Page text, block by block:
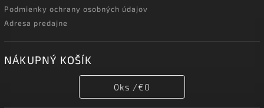
Podmienky ochrany osobných údajov
Adresa predajne
NÁKUPNÝ KOŠÍK
0ks /€0